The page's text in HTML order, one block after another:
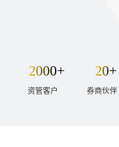
2000
资管客户
20
券商伙伴